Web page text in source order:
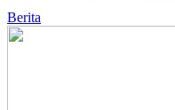
Berita